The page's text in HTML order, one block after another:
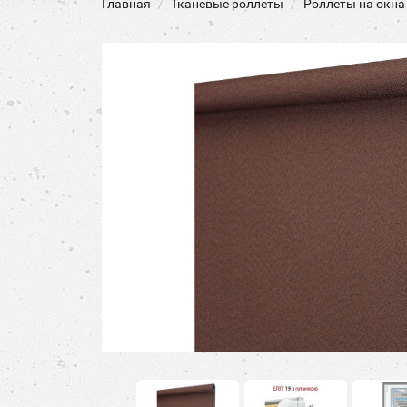
Главная Тканевые роллеты Роллеты на